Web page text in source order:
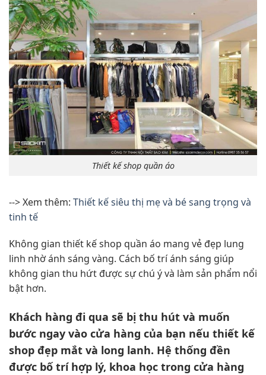
Thiết kế shop quần áo
--> Xem thêm: Thiết kế siêu thị mẹ và bé sang trọng và
tinh tế
Không gian thiết kế shop quần áo mang vẻ đẹp lung
linh nhờ ánh sáng vàng. Cách bố trí ánh sáng giúp
không gian thu hứt được sự chú ý và làm sản phẩm nổi
bật hơn.
Khách hàng đi qua sẽ bị thu hút và muốn
bước ngay vào cửa hàng của bạn nếu thiết kế
shop đẹp mắt và long lanh. Hệ thống đền
được bố trí hợp lý, khoa học trong cửa hàng